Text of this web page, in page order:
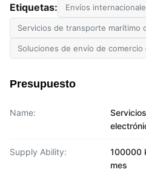
Etiquetas: Envíos
Servicios de transporte marítimo
Soluciones de envío de comercio
Presupuesto
Name:
Supply Ability:
100000
mes